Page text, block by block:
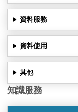
資料服務
資料使用
其他
知識服務